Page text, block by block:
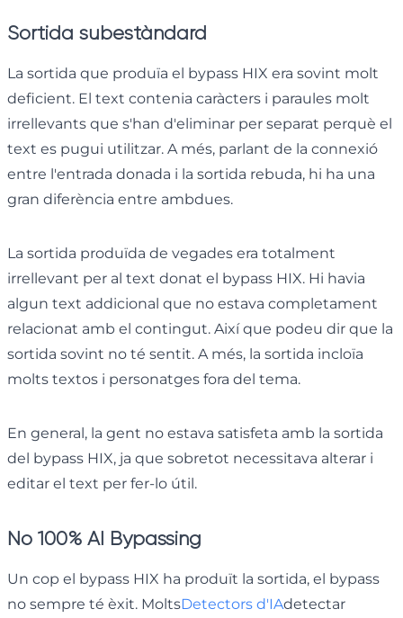
Sortida subestàndard
La sortida que produïa el bypass HIX era sovint molt
deficient. El text contenia caràcters i paraules molt
irrellevants que s'han d'eliminar per separat perquè el
text es pugui utilitzar. A més, parlant de la connexió
entre l'entrada donada i la sortida rebuda, hi ha una
gran diferència entre ambdues.
La sortida produïda de vegades era totalment
irrellevant per al text donat el bypass HIX. Hi havia
algun text addicional que no estava completament
relacionat amb el contingut. Així que podeu dir que la
sortida sovint no té sentit. A més, la sortida incloïa
molts textos i personatges fora del tema.
En general, la gent no estava satisfeta amb la sortida
del bypass HIX, ja que sobretot necessitava alterar i
editar el text per fer-lo útil.
No 100% AI Bypassing
Un cop el bypass HIX ha produït la sortida, el bypass
no sempre té èxit. MoltsDetectors d'IAdetectar